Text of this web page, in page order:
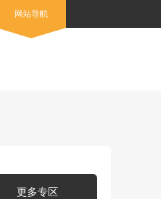
网站导航
更多专区